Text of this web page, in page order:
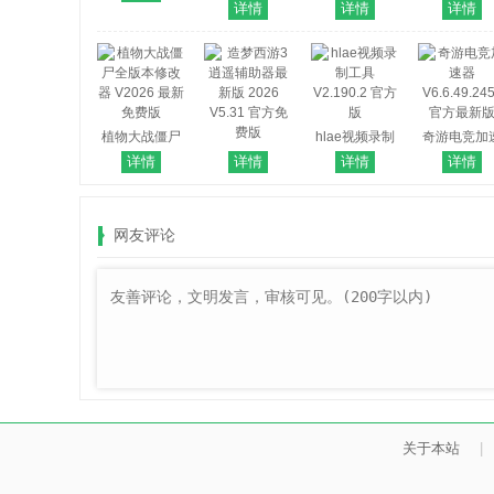
最新版
助手最新版
V1.64 官方免
费版
详情
电脑版
V260611 官方
版
详情
辅助
2026 最新
版
详情
植物大战僵尸
全版本修改器
V2026 最新免
详情
造梦西游3逍遥
辅助器最新版
详情
hlae视频录制
工具 V2.190.2
官方版
详情
奇游电竞加
器
详情
网友评论
关于本站